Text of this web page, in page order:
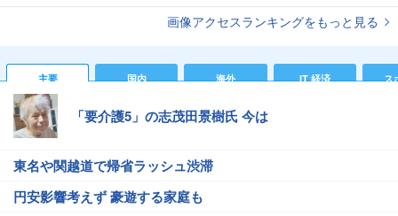
画像アクセスランキングをもっと見る
主要 国内 海外 IT 経済 ス
「要介護5」の志茂田景樹氏 今は
東名や関越道で帰省ラッシュ渋滞
円安影響考えず 豪遊する家庭も